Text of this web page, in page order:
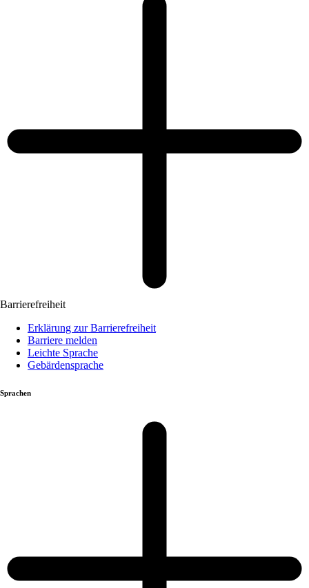
Barrierefreiheit
Erklärung zur Barrierefreiheit
Barriere melden
Leichte Sprache
Gebärdensprache
Sprachen